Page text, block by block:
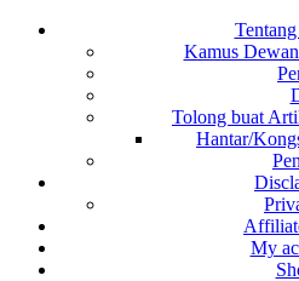
Kamus
Tolong buat
Hantar/
My